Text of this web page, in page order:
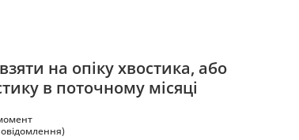
на опіку хвостика, або
в поточному місяці